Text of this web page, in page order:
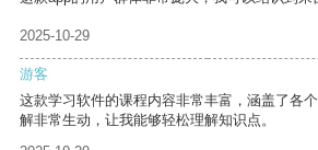
2025-10-29
游客
这款学习软件的课程内容非常丰富，涵盖了各
解非常生动，让我能够轻松理解知识点。